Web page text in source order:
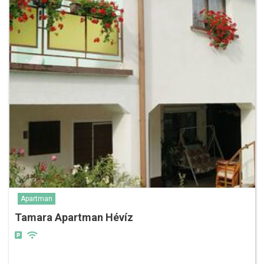
Apartman
Tamara Apartman Hévíz